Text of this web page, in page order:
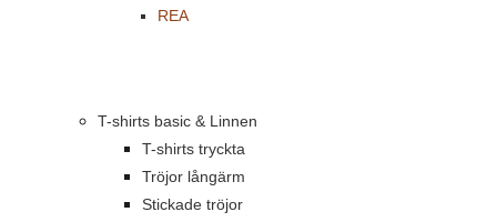
REA
T-shirts basic & Linnen
T-shirts tryckta
Tröjor långärm
Stickade tröjor